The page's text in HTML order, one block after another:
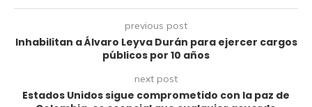
previous post
Inhabilitan a Álvaro Leyva Durán para ejercer cargos
públicos por 10 años
next post
Estados Unidos sigue comprometido con la paz de